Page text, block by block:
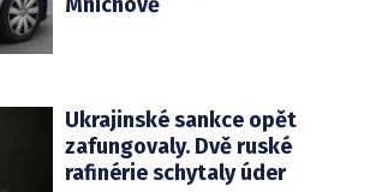
Ukrajinské sankce opět
zafungovaly. Dvě ruské
rafinérie schytaly úder